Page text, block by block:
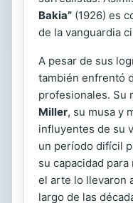
Bakia” (1926) es
de la vanguardia
A pesar de sus
también enfrentó
profesionales. Su
Miller, su musa y
influyentes de su
un período difícil
su capacidad
el arte lo llevaron
largo de las